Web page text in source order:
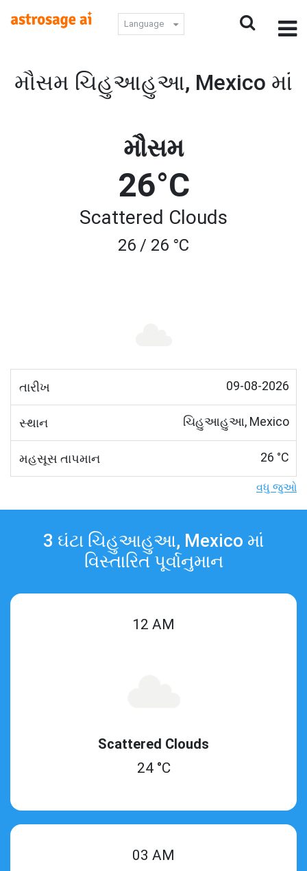
Language
મૌસમ ચિહુઆહુઆ, Mexico માં
મૌસમ
26°C
Scattered Clouds
26 / 26 °C
તારીખ 09-08-2026
સ્થાન ચિહુઆહુઆ, Mexico
મહસૂસ તાપમાન 26 °C
વધુ જુઓ
3 ઘંટા ચિહુઆહુઆ, Mexico માં
વિસ્તારિત પૂર્વાનુમાન
12 AM
Scattered Clouds
24 °C
03 AM